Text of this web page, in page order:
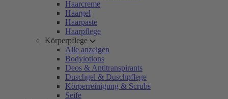
Haarcreme
Haargel
Haarpaste
Haarpflege
Körperpflege
Alle anzeigen
Bodylotions
Deos & Antitranspirants
Duschgel & Duschpflege
Körperreinigung & Scrubs
Seife